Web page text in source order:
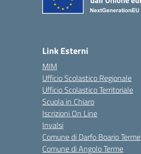
Link Esterni
MIM
Ufficio Scolastico Regionale
Ufficio Scolastico Territoriale
Scuola in Chiaro
Iscrizioni On Line
Invalsi
Comune di Darfo Boario Terme
Comune di Angolo Terme